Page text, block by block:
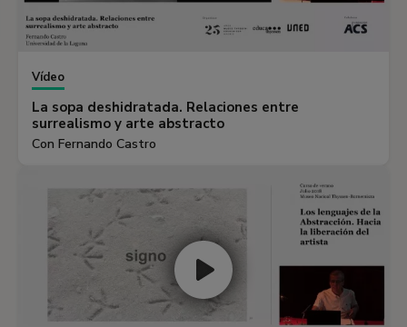
Vídeo
La sopa deshidratada. Relaciones entre
surrealismo y arte abstracto
Con Fernando Castro